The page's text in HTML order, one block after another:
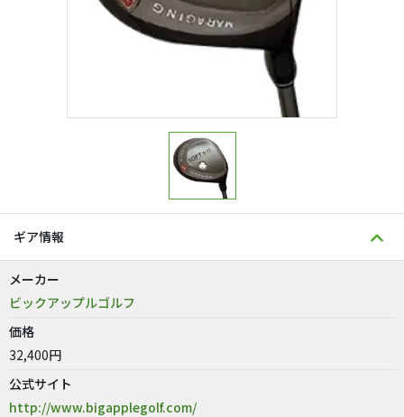
ギア情報
メーカー
ビックアップルゴルフ
価格
32,400円
公式サイト
http://www.bigapplegolf.com/